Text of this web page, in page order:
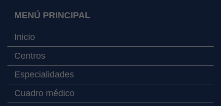
MENÚ PRINCIPAL
Inicio
Centros
Especialidades
Cuadro médico